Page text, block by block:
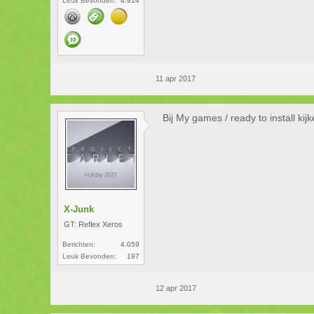
11 apr 2017
X-Junk
GT: Reflex Xeros
Berichten:
4.059
Leuk Bevonden:
197
Bij My games / ready to install
12 apr 2017